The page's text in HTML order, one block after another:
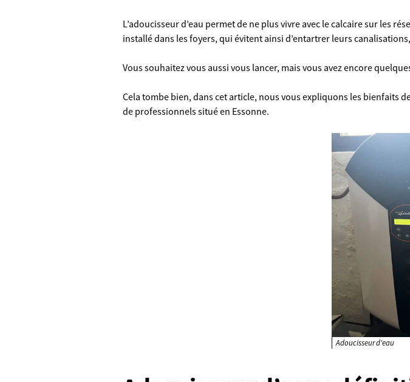
L’adoucisseur d’eau permet de ne plus vivre avec le calcaire sur les
installé dans les foyers, qui évitent ainsi d’entartrer leurs
Vous souhaitez vous aussi vous lancer, mais vous avez encore
Cela tombe bien, dans cet article, nous vous expliquons les bienfaits
de professionnels situé en Essonne.
Adoucisseur d’eau